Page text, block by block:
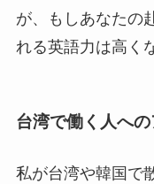
が、もしあなたの
れる英語力は高く
台湾で働く人へ
私が台湾や韓国で